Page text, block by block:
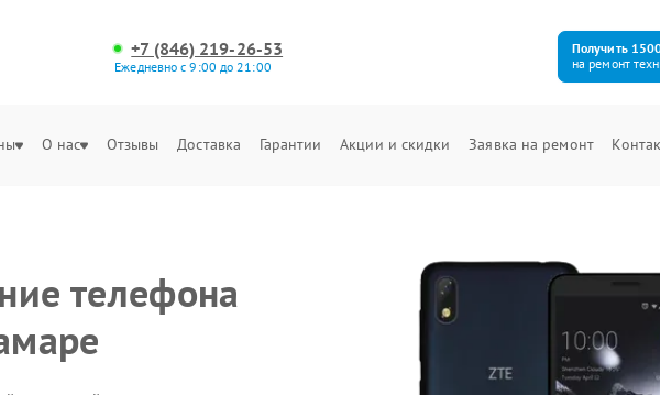
+7 (846) 219-26-53
Ежедневно с 9:00 до 21:00
Получить
на ремонт
О нас Отзывы Доставка Гарантии Акции и скидки Заявка на ремонт
телефона